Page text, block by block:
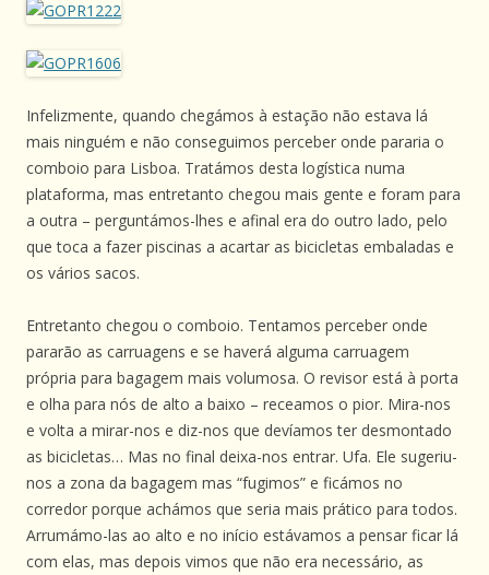
Infelizmente, quando chegámos à estação não estava lá
mais ninguém e não conseguimos perceber onde pararia o
comboio para Lisboa. Tratámos desta logística numa
plataforma, mas entretanto chegou mais gente e foram para
a outra – perguntámos-lhes e afinal era do outro lado, pelo
que toca a fazer piscinas a acartar as bicicletas embaladas e
os vários sacos.
Entretanto chegou o comboio. Tentamos perceber onde
pararão as carruagens e se haverá alguma carruagem
própria para bagagem mais volumosa. O revisor está à porta
e olha para nós de alto a baixo – receamos o pior. Mira-nos
e volta a mirar-nos e diz-nos que devíamos ter desmontado
as bicicletas… Mas no final deixa-nos entrar. Ufa. Ele sugeriu-
nos a zona da bagagem mas “fugimos” e ficámos no
corredor porque achámos que seria mais prático para todos.
Arrumámo-las ao alto e no início estávamos a pensar ficar lá
com elas, mas depois vimos que não era necessário, as